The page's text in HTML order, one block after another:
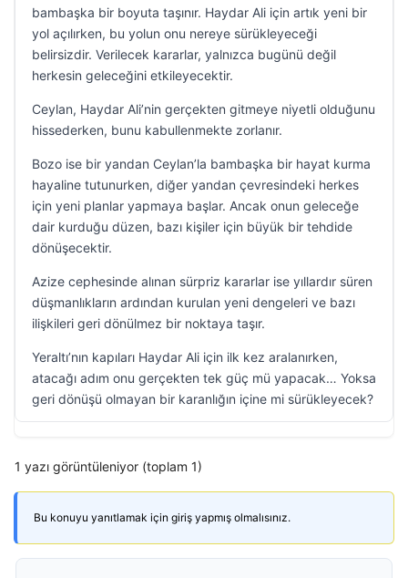
bambaşka bir boyuta taşınır. Haydar Ali için artık yeni bir
yol açılırken, bu yolun onu nereye sürükleyeceği
belirsizdir. Verilecek kararlar, yalnızca bugünü değil
herkesin geleceğini etkileyecektir.
Ceylan, Haydar Ali’nin gerçekten gitmeye niyetli olduğunu
hissederken, bunu kabullenmekte zorlanır.
Bozo ise bir yandan Ceylan’la bambaşka bir hayat kurma
hayaline tutunurken, diğer yandan çevresindeki herkes
için yeni planlar yapmaya başlar. Ancak onun geleceğe
dair kurduğu düzen, bazı kişiler için büyük bir tehdide
dönüşecektir.
Azize cephesinde alınan sürpriz kararlar ise yıllardır süren
düşmanlıkların ardından kurulan yeni dengeleri ve bazı
ilişkileri geri dönülmez bir noktaya taşır.
Yeraltı’nın kapıları Haydar Ali için ilk kez aralanırken,
atacağı adım onu gerçekten tek güç mü yapacak… Yoksa
geri dönüşü olmayan bir karanlığın içine mi sürükleyecek?
1 yazı görüntüleniyor (toplam 1)
Bu konuyu yanıtlamak için giriş yapmış olmalısınız.